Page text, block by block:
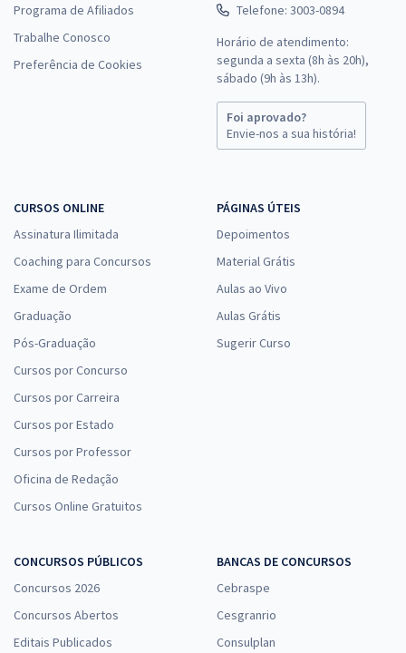
Programa de Afiliados
Trabalhe Conosco
Preferência de Cookies
Telefone: 3003-0894
Horário de atendimento:
segunda a sexta (8h às 20h),
sábado (9h às 13h).
Foi aprovado?
Envie-nos a sua história!
CURSOS ONLINE
Assinatura Ilimitada
Coaching para Concursos
Exame de Ordem
Graduação
Pós-Graduação
Cursos por Concurso
Cursos por Carreira
Cursos por Estado
Cursos por Professor
Oficina de Redação
Cursos Online Gratuitos
PÁGINAS ÚTEIS
Depoimentos
Material Grátis
Aulas ao Vivo
Aulas Grátis
Sugerir Curso
CONCURSOS PÚBLICOS
Concursos 2026
Concursos Abertos
Editais Publicados
BANCAS DE CONCURSOS
Cebraspe
Cesgranrio
Consulplan